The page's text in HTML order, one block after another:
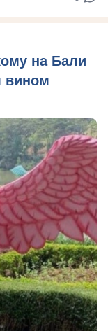
на Бали
вином